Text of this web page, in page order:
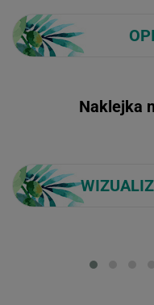
Naklejka